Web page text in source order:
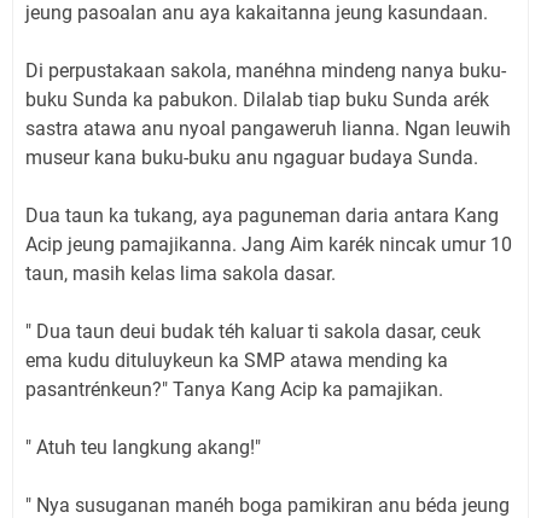
jeung pasoalan anu aya kakaitanna jeung kasundaan.
Di perpustakaan sakola, manéhna mindeng nanya buku-
buku Sunda ka pabukon. Dilalab tiap buku Sunda arék
sastra atawa anu nyoal pangaweruh lianna. Ngan leuwih
museur kana buku-buku anu ngaguar budaya Sunda.
Dua taun ka tukang, aya paguneman daria antara Kang
Acip jeung pamajikanna. Jang Aim karék nincak umur 10
taun, masih kelas lima sakola dasar.
" Dua taun deui budak téh kaluar ti sakola dasar, ceuk
ema kudu dituluykeun ka SMP atawa mending ka
pasantrénkeun?" Tanya Kang Acip ka pamajikan.
" Atuh teu langkung akang!"
" Nya susuganan manéh boga pamikiran anu béda jeung